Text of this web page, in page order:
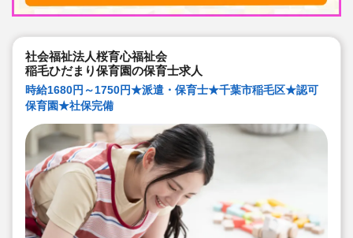
社会福祉法人桜育心福祉会
稲毛ひだまり保育園の保育士求人
時給1680円～1750円★派遣・保育士★千葉市稲毛区★認可
保育園★社保完備